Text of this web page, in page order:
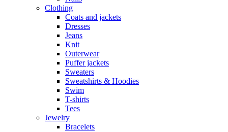
Clothing
Coats and jackets
Dresses
Jeans
Knit
Outerwear
Puffer jackets
Sweaters
Sweatshirts & Hoodies
Swim
T-shirts
Tees
Jewelry
Bracelets